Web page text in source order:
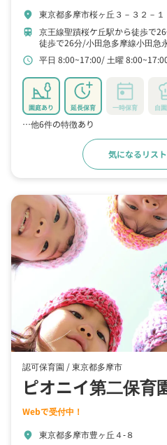
location_on 東京都多摩市桜ヶ丘３－３２－１
train 京王線聖蹟桜ケ丘駅から徒歩で
徒歩で26分 小田急多摩線小田急
schedule 平日 8:00~17:00 土曜
園庭あり 延長保育 一時保育 自
…他6件の特徴あり
気になるリス
認可保育園 /東京都多摩市
ピオニイ第二保育
Webで受付中！
location_on 東京都多摩市豊ヶ丘４‐８